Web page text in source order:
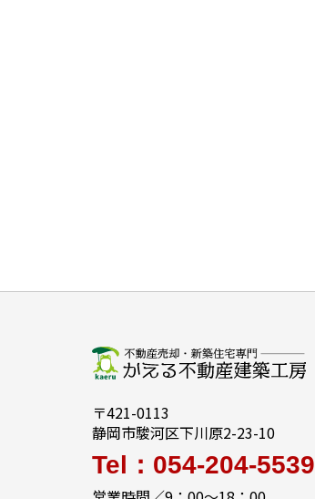
〒421-0113
静岡市駿河区下川原2-23-10
Tel：054-204-5539